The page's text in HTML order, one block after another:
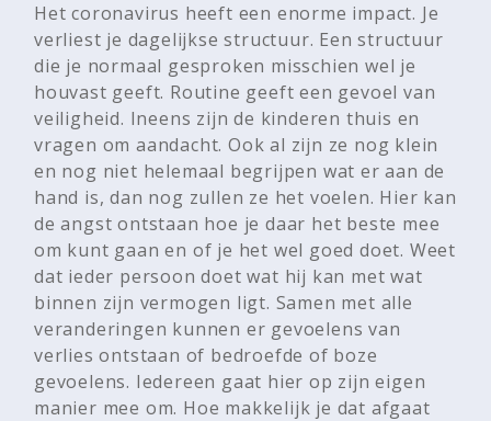
Het coronavirus heeft een enorme impact. Je
verliest je dagelijkse structuur. Een structuur
die je normaal gesproken misschien wel je
houvast geeft. Routine geeft een gevoel van
veiligheid. Ineens zijn de kinderen thuis en
vragen om aandacht. Ook al zijn ze nog klein
en nog niet helemaal begrijpen wat er aan de
hand is, dan nog zullen ze het voelen. Hier kan
de angst ontstaan hoe je daar het beste mee
om kunt gaan en of je het wel goed doet. Weet
dat ieder persoon doet wat hij kan met wat
binnen zijn vermogen ligt. Samen met alle
veranderingen kunnen er gevoelens van
verlies ontstaan of bedroefde of boze
gevoelens. Iedereen gaat hier op zijn eigen
manier mee om. Hoe makkelijk je dat afgaat